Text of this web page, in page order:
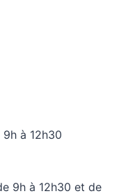
à 12h30
9h à 12h30 et de